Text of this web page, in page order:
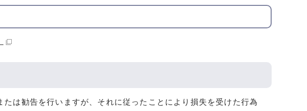
は勧告を行いますが、それに従ったことにより損失を受けた行為